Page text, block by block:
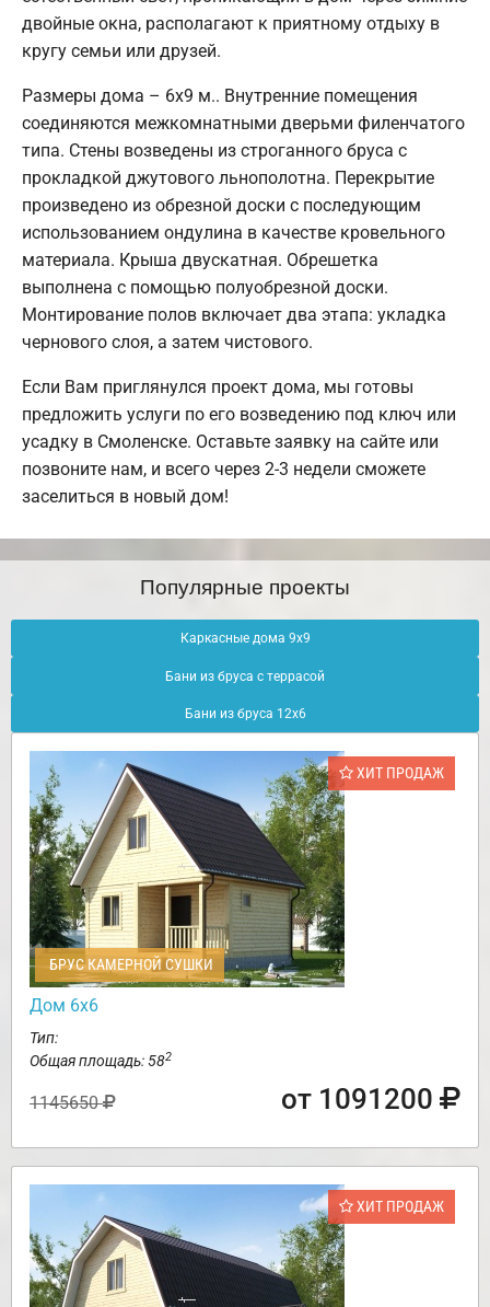
двойные окна, располагают к приятному отдыху в
кругу семьи или друзей.
Размеры дома – 6х9 м.. Внутренние помещения
соединяются межкомнатными дверьми филенчатого
типа. Стены возведены из строганного бруса с
прокладкой джутового льнополотна. Перекрытие
произведено из обрезной доски с последующим
использованием ондулина в качестве кровельного
материала. Крыша двускатная. Обрешетка
выполнена с помощью полуобрезной доски.
Монтирование полов включает два этапа: укладка
чернового слоя, а затем чистового.
Если Вам приглянулся проект дома, мы готовы
предложить услуги по его возведению под ключ или
усадку в Смоленске. Оставьте заявку на сайте или
позвоните нам, и всего через 2-3 недели сможете
заселиться в новый дом!
Популярные проекты
Каркасные дома 9х9
Бани из бруса с террасой
Бани из бруса 12х6
ХИТ ПРОДАЖ
БРУС КАМЕРНОЙ СУШКИ
Дом 6х6
Тип:
Общая площадь: 582
1145650 от 1091200
ХИТ ПРОДАЖ